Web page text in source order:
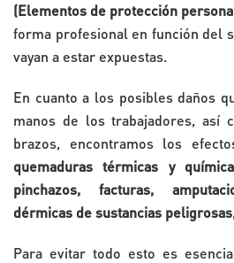
(Elementos de protección
forma profesional en función del
vayan a estar expuestas.
En cuanto a los posibles daños
manos de los trabajadores, así
brazos, encontramos los
quemaduras térmicas y
pinchazos, facturas,
dérmicas de sustancias peligrosas
Para evitar todo esto es